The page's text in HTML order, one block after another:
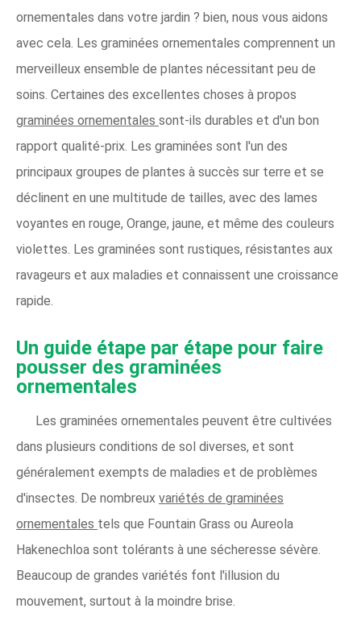
ornementales dans votre jardin ? bien, nous vous aidons
avec cela. Les graminées ornementales comprennent un
merveilleux ensemble de plantes nécessitant peu de
soins. Certaines des excellentes choses à propos
graminées ornementales sont-ils durables et d'un bon
rapport qualité-prix. Les graminées sont l'un des
principaux groupes de plantes à succès sur terre et se
déclinent en une multitude de tailles, avec des lames
voyantes en rouge, Orange, jaune, et même des couleurs
violettes. Les graminées sont rustiques, résistantes aux
ravageurs et aux maladies et connaissent une croissance
rapide.
Un guide étape par étape pour faire
pousser des graminées
ornementales
Les graminées ornementales peuvent être cultivées
dans plusieurs conditions de sol diverses, et sont
généralement exempts de maladies et de problèmes
d'insectes. De nombreux variétés de graminées
ornementales tels que Fountain Grass ou Aureola
Hakenechloa sont tolérants à une sécheresse sévère.
Beaucoup de grandes variétés font l'illusion du
mouvement, surtout à la moindre brise.